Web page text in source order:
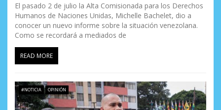
El pasado 2 de julio la Alta Comisionada para los Derechos
Humanos de Naciones Unidas, Michelle Bachelet, dio a
conocer un nuevo informe sobre la situación venezolana.
Como se recordará a mediados de
READ MORE
#NOTICIA OPINIÓN